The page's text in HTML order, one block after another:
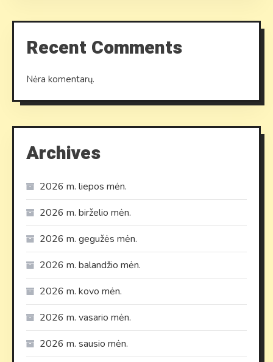
Recent Comments
Nėra komentarų.
Archives
2026 m. liepos mėn.
2026 m. birželio mėn.
2026 m. gegužės mėn.
2026 m. balandžio mėn.
2026 m. kovo mėn.
2026 m. vasario mėn.
2026 m. sausio mėn.